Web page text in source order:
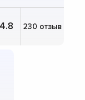
4.8 230 отзыв